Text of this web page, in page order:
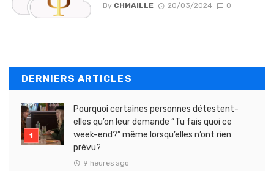
By CHMAILLE 20/03/2024 0
DERNIERS ARTICLES
Pourquoi certaines personnes détestent-
elles qu’on leur demande “Tu fais quoi ce
week-end?” même lorsqu’elles n’ont rien
prévu?
9 heures ago